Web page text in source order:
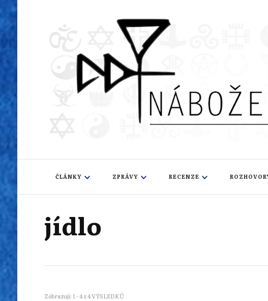
Náboženský
ČLÁNKY ZPRÁVY RECENZE
jídlo
Zobrazuji: 1 - 4 z 4 VÝSLEDKŮ